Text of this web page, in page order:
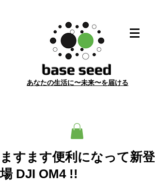
​base seed
あなたの生活に〜未来〜を届ける
ますます便利になって新登
場 DJI OM4 !!